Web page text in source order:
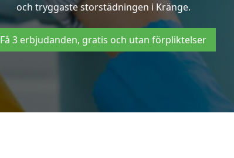
och tryggaste storstädningen i Kränge.
Få 3 erbjudanden, gratis och utan förpliktelser